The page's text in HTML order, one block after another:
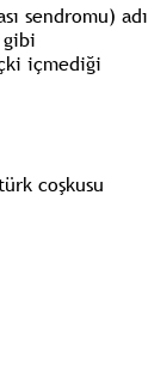
sendromu) adı
gibi
içmediği
coşkusu